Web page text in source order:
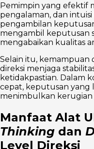
Pemimpin yang efektif
pengalaman, dan intuisi
pengambilan
mengambil keputusan
mengabaikan kualitas
Selain itu, kemampuan
direksi menjaga
ketidakpastian. Dalam
cepat, keputusan yang
menimbulkan kerugian
Manfaat Alat
Thinking dan
Level Direksi